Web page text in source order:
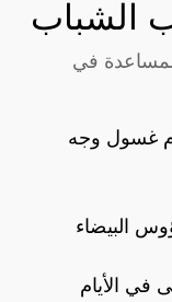
الشباب
في
غسول وجه
البيضاء
في الأيام